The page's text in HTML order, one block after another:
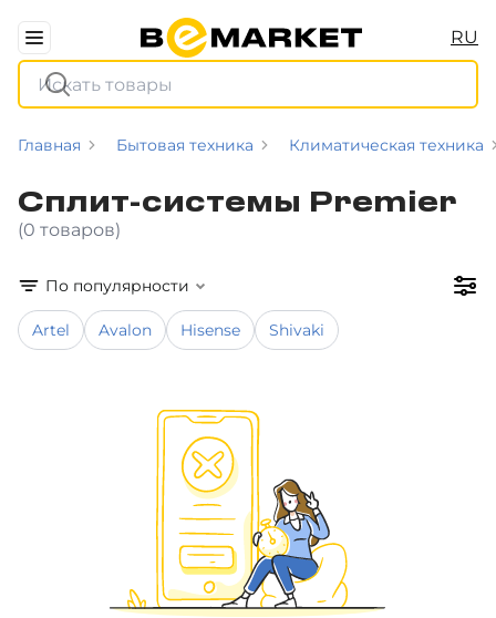
RU
Главная Бытовая техника Климатическая техника
Сплит-системы Premier
(0 товаров)
По популярности
Artel Avalon Hisense Shivaki